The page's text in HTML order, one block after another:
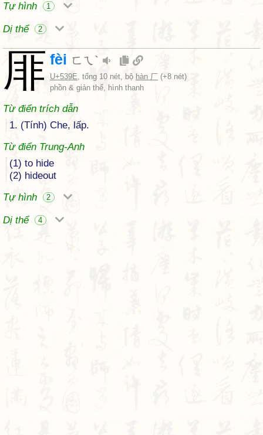
Tự hình
1
Dị thể 2
厞 fèi ㄈㄟˋ
U+539E, tổng 10 nét, bộ hàn 厂 (+8 nét)
phồn & giản thể, hình thanh
Từ điển trích dẫn
1. (Tính) Che, lấp.
Từ điển Trung-Anh
(1) to hide
(2) hideout
Tự hình
2
Dị thể 4